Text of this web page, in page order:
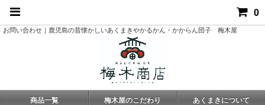
0
お問い合わせ｜鹿児島の昔懐かしいあくまきやかるかん・かからん団子 梅木屋
商品一覧 梅木屋のこだわり あくまきについて